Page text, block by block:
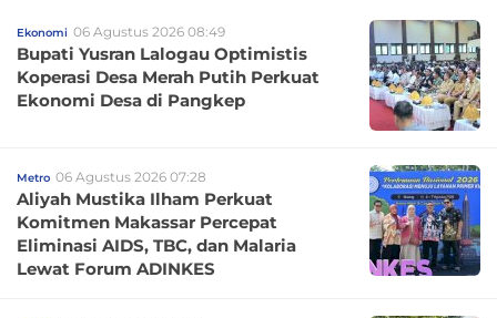
Ekonomi 06 Agustus 2026 08:49
Bupati Yusran Lalogau Optimistis
Koperasi Desa Merah Putih Perkuat
Ekonomi Desa di Pangkep
Metro 06 Agustus 2026 07:28
Aliyah Mustika Ilham Perkuat
Komitmen Makassar Percepat
Eliminasi AIDS, TBC, dan Malaria
Lewat Forum ADINKES